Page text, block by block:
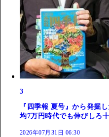
3
『四季報 夏号』から発掘
均7万円時代でも伸びしろ十
2026年07月31日 06:30